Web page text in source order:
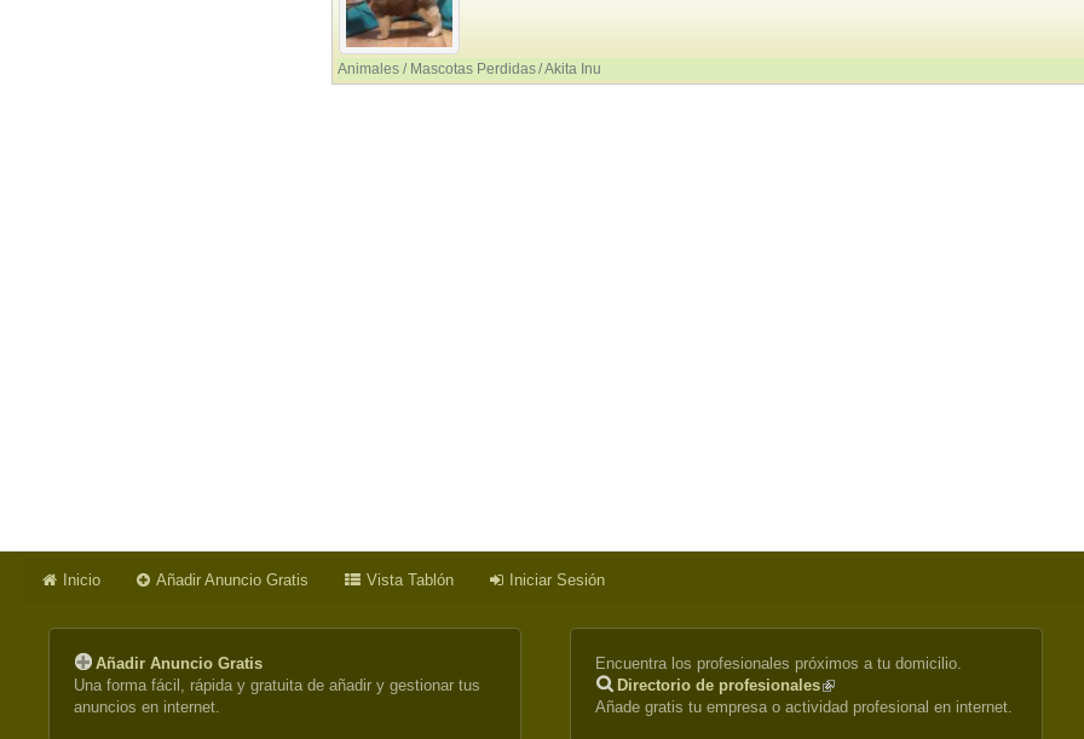
Animales / Mascotas Perdidas Akita Inu
Inicio Añadir Anuncio Gratis Vista Tablón Iniciar Sesión
Añadir Anuncio Gratis
Una forma fácil, rápida y gratuita de añadir y gestionar tus
anuncios en internet.
Encuentra los profesionales próximos a tu domicilio.
Directorio de profesionales(link
is
Añade gratis tu empresa o actividad profesional en internet.